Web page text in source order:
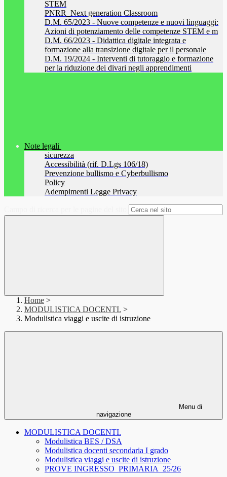
STEM
PNRR_Next generation Classroom
D.M. 65/2023 - Nuove competenze e nuovi linguaggi:
Azioni di potenziamento delle competenze STEM e m
D.M. 66/2023 - Didattica digitale integrata e
formazione alla transizione digitale per il personale
D.M. 19/2024 - Interventi di tutoraggio e formazione
per la riduzione dei divari negli apprendimenti
Note legali
sicurezza
Accessibilità (rif. D.Lgs 106/18)
Prevenzione bullismo e Cyberbullismo
Policy
Adempimenti Legge Privacy
Home >
MODULISTICA DOCENTI. >
Modulistica viaggi e uscite di istruzione
Menu di
navigazione
MODULISTICA DOCENTI.
Modulistica BES / DSA
Modulistica docenti secondaria I grado
Modulistica viaggi e uscite di istruzione
PROVE INGRESSO_PRIMARIA_25/26